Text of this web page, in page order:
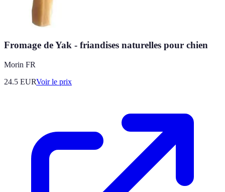
Fromage de Yak - friandises naturelles pour chien
Morin FR
24.5 EURVoir le prix